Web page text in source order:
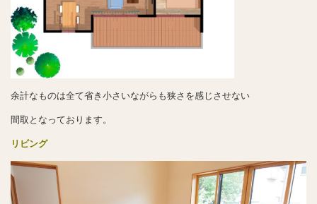
余計なものは全て省き小さいながらも狭さを感じさせない
間取となっております。
リビング